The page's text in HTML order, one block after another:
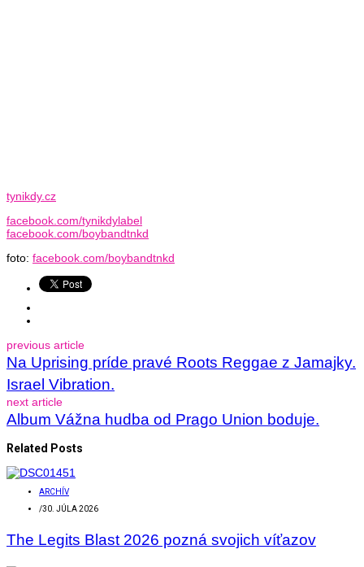
tynikdy.cz
facebook.com/tynikdylabel
facebook.com/boybandtnkd
foto: facebook.com/boybandtnkd
previous article
Na Uprising príde pravé Roots Reggae z Jamajky.
Israel Vibration.
next article
Album Vážna hudba od Prago Union boduje.
Related Posts
ARCHÍV
/30. JÚLA 2026
The Legits Blast 2026 pozná svojich víťazov